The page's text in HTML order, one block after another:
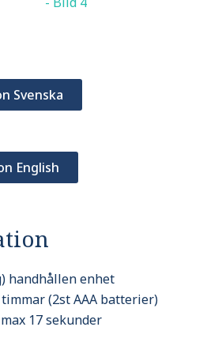
Svenska
English
handhållen enhet
(2st AAA batterier)
17 sekunder